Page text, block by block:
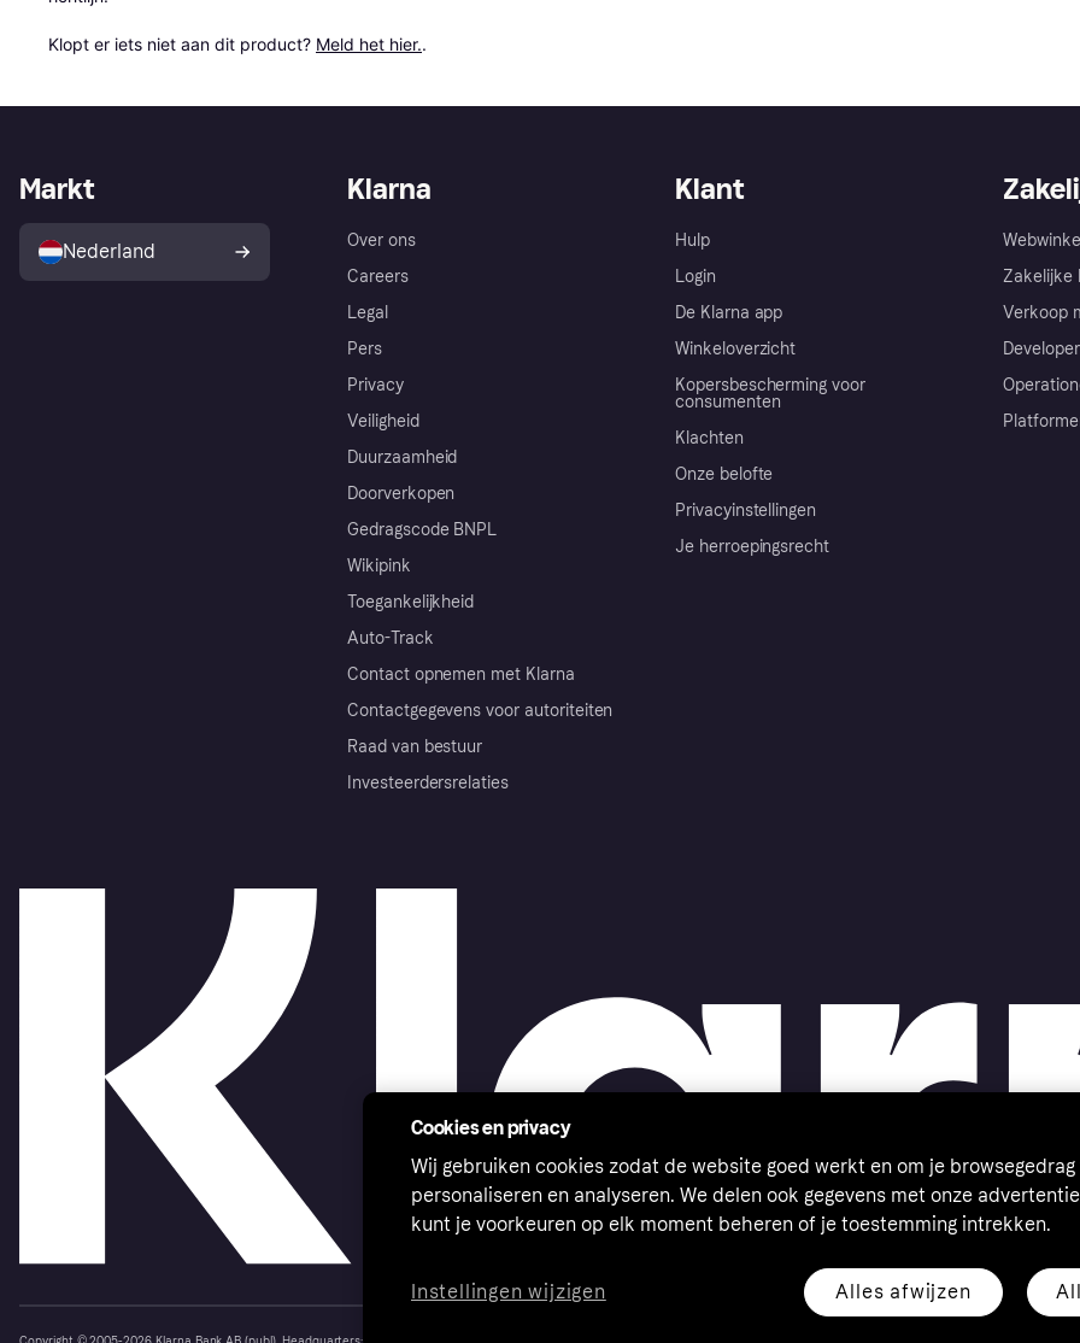
Klopt er iets niet aan dit product? Meld het hier..
Klarna
Over ons
Careers
Legal
Pers
Privacy
Veiligheid
Duurzaamheid
Doorverkopen
Gedragscode BNPL
Wikipink
Toegankelijkheid
Auto-Track
Contact opnemen met Klarna
Contactgegevens voor autoriteiten
Raad van bestuur
Investeerdersrelaties
Klant
Hulp
Login
De Klarna app
Winkeloverzicht
Kopersbescherming voor
consumenten
Klachten
Onze belofte
Privacyinstellingen
Je herroepingsrecht
Zakelijke
Verkoop
Markt
Nederland
Cookies en privacy
Wij gebruiken cookies zodat de website goed werkt en om je browsegedrag
personaliseren en analyseren. We delen ook gegevens met onze
kunt je voorkeuren op elk moment beheren of je toestemming intrekken.
Alles afwijzen
Instellingen wijzigen